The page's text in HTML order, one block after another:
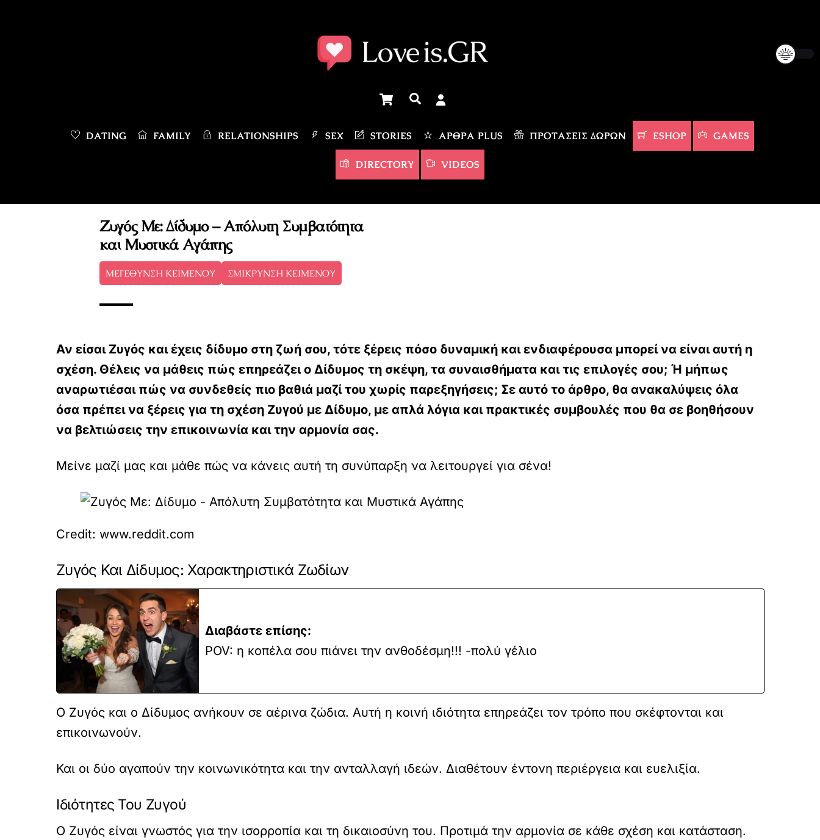
CartΑναζήτηση
DATING FAMILY RELATIONSHIPS SEX STORIES ΆΡΘΡΑ PLUS ΠΡΟΤΆΣΕΙΣ ΔΏΡΩΝ ESHOP GAMES
DIRECTORY VIDEOS
Ζυγός Με: Δίδυμο – Απόλυτη Συμβατότητα
και Μυστικά Αγάπης
ΜΕΓΕΘΥΝΣΗ ΚΕΙΜΕΝΟΥ ΣΜΙΚΡΥΝΣΗ ΚΕΙΜΕΝΟΥ
Αν είσαι Ζυγός και έχεις δίδυμο στη ζωή σου, τότε ξέρεις πόσο δυναμική και ενδιαφέρουσα μπορεί να είναι αυτή η
σχέση. Θέλεις να μάθεις πώς επηρεάζει ο Δίδυμος τη σκέψη, τα συναισθήματα και τις επιλογές σου; Ή μήπως
αναρωτιέσαι πώς να συνδεθείς πιο βαθιά μαζί του χωρίς παρεξηγήσεις; Σε αυτό το άρθρο, θα ανακαλύψεις όλα
όσα πρέπει να ξέρεις για τη σχέση Ζυγού με Δίδυμο, με απλά λόγια και πρακτικές συμβουλές που θα σε βοηθήσουν
να βελτιώσεις την επικοινωνία και την αρμονία σας.
Μείνε μαζί μας και μάθε πώς να κάνεις αυτή τη συνύπαρξη να λειτουργεί για σένα!
Credit: www.reddit.com
Ζυγός Και Δίδυμος: Χαρακτηριστικά Ζωδίων
Διαβάστε επίσης:
POV: η κοπέλα σου πιάνει την ανθοδέσμη!!! -πολύ γέλιο
Ο Ζυγός και ο Δίδυμος ανήκουν σε αέρινα ζώδια. Αυτή η κοινή ιδιότητα επηρεάζει τον τρόπο που σκέφτονται και
επικοινωνούν.
Και οι δύο αγαπούν την κοινωνικότητα και την ανταλλαγή ιδεών. Διαθέτουν έντονη περιέργεια και ευελιξία.
Ιδιότητες Του Ζυγού
Ο Ζυγός είναι γνωστός για την ισορροπία και τη δικαιοσύνη του. Προτιμά την αρμονία σε κάθε σχέση και κατάσταση.